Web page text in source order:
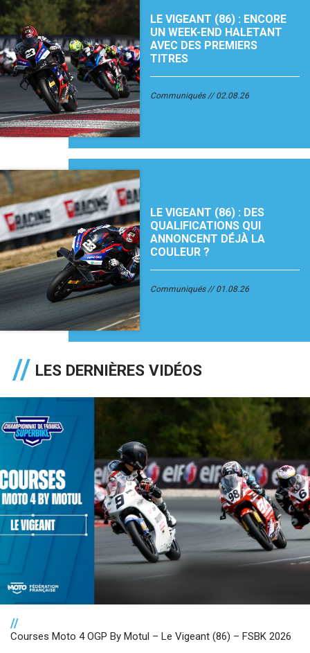
LE VIGEANT (86) : ENCORE
UN WEEK-END HALETANT
AVEC DES PREMIERS
TITRES
Communiqués 02.08.26
LE VIGEANT (86) : DES
QUALIFICATIONS QUI
ANNONCENT DÉJÀ LA
COULEUR ?
Communiqués 01.08.26
LES DERNIÈRES VIDÉOS
//
Courses Moto 4 OGP By Motul – Le Vigeant (86) – FSBK 2026